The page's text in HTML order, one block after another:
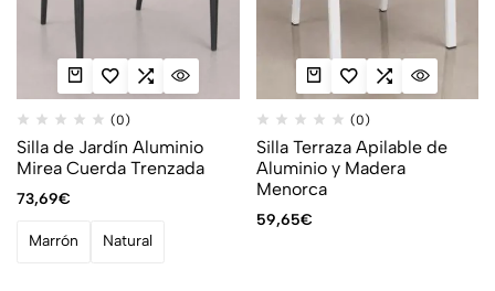
(0)
Silla de Jardín Aluminio
Mirea Cuerda Trenzada
73,69€
Marrón Natural
(0)
Silla Terraza Apilable de
Aluminio y Madera
Menorca
59,65€